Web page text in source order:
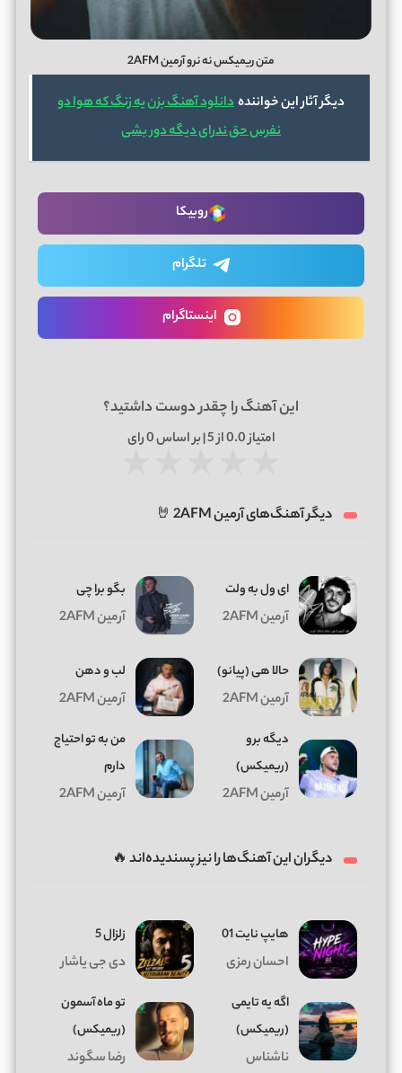
متن ریمیکس نه نرو آرمین 2AFM
دیگر آثار این خوانندهدانلود آهنگ بزن یه زنگ که هوا دو
نفرس حق ندرای دیگه دور بشی
روبیکا
تلگرام
اینستاگرام
این آهنگ را چقدر دوست داشتید؟
امتیاز0.0از 5 | بر اساس 0رای
دیگر آهنگ‌های آرمین 2AFM 🤘
ای ول به ولت
آرمین 2AFM
بگو برا چی
آرمین 2AFM
ﺣﺎﻟﺎ ﻫﻰ (پیانو)
آرمین 2AFM
لب و دهن
آرمین 2AFM
دیگه برو
(ریمیکس)
آرمین 2AFM
من به تو احتیاج
دارم
آرمین 2AFM
دیگران این آهنگ‌ها را نیز پسندیده‌اند 🔥
هایپ نایت 01
احسان رمزی
زلزال 5
دی جی یاشار
اگه یه تایمی
(ریمیکس)
ناشناس
تو ماه آسمون
(ریمیکس)
رضا سگوند